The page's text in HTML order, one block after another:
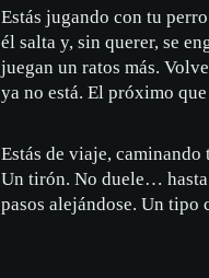
Estás jugando con tu
él salta y, sin querer, se
juegan un ratos más.
ya no está. El próximo
Estás de viaje,
Un tirón. No duele… hasta
pasos alejándose. Un tipo